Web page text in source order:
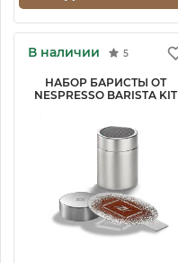
В наличии 5
НАБОР БАРИСТЫ ОТ
NESPRESSO BARISTA KIT